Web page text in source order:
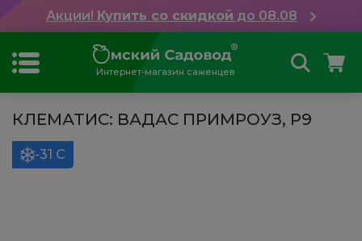
Акции! Купить со скидкой до 08.08
Интернет-магазин саженцев
КЛЕМАТИС: ВАДАС ПРИМРОУЗ, Р9
-31 С